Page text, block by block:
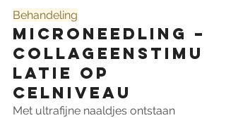
Behandeling
Microneedling –
collageenstimu
latie op
celniveau
Met ultrafijne naaldjes ontstaan